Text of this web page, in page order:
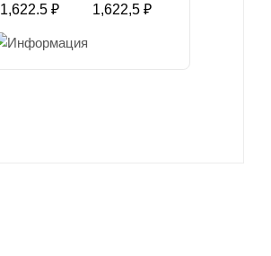
1,622.5 ₽
1,622,5 ₽